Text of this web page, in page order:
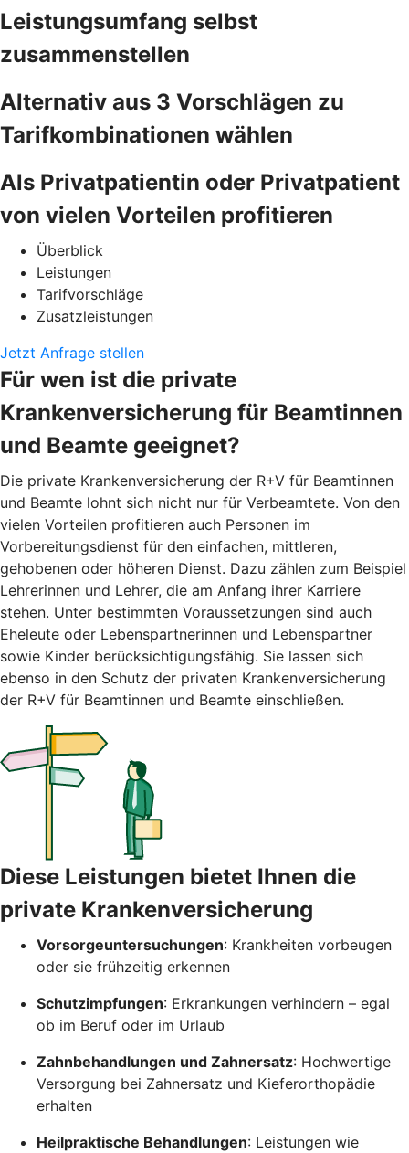
Leistungsumfang selbst
zusammenstellen
Alternativ aus 3 Vorschlägen zu
Tarifkombinationen wählen
Als Privatpatientin oder Privatpatient
von vielen Vorteilen profitieren
Überblick
Leistungen
Tarifvorschläge
Zusatzleistungen
Jetzt Anfrage stellen
Für wen ist die private
Krankenversicherung für Beamtinnen
und Beamte geeignet?
Die private Krankenversicherung der R+V für Beamtinnen
und Beamte lohnt sich nicht nur für Verbeamtete. Von den
vielen Vorteilen profitieren auch Personen im
Vorbereitungsdienst für den einfachen, mittleren,
gehobenen oder höheren Dienst. Dazu zählen zum Beispiel
Lehrerinnen und Lehrer, die am Anfang ihrer Karriere
stehen. Unter bestimmten Voraussetzungen sind auch
Eheleute oder Lebenspartnerinnen und Lebenspartner
sowie Kinder berücksichtigungsfähig. Sie lassen sich
ebenso in den Schutz der privaten Krankenversicherung
der R+V für Beamtinnen und Beamte einschließen.
Diese Leistungen bietet Ihnen die
private Krankenversicherung
Vorsorgeuntersuchungen: Krankheiten vorbeugen
oder sie frühzeitig erkennen
Schutzimpfungen: Erkrankungen verhindern – egal
ob im Beruf oder im Urlaub
Zahnbehandlungen und Zahnersatz: Hochwertige
Versorgung bei Zahnersatz und Kieferorthopädie
erhalten
Heilpraktische Behandlungen: Leistungen wie